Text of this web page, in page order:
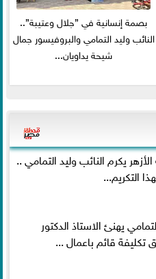
بصمة إنسانية في ”جلال وعتيبة”..
النائب وليد التمامي والبروفيسور جمال
شيحة يداويان...
يكرم النائب وليد التمامي ..
التكريم...
يهنئ الاستاذ الدكتور
قائم باعمال ...